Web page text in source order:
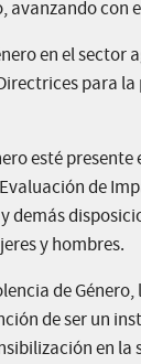
con
en el
para
esté
de
demás
y hombres.
de Género,
de ser un
en